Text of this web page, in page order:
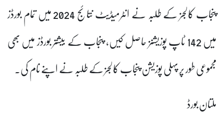
پنجاب کالجز کے طلبہ نے انٹرمیڈیٹ نتائج 2024 میں تمام بورڈز
میں 142 ٹاپ پوزیشنز حاصل کیں، پنجاب کے بیشتر بورڈز میں بھی
مجموعی طور پر پہلی پوزیشن پنجاب کالجز کے طلبہ نے اپنے نام کی۔
ملتان بورڈ